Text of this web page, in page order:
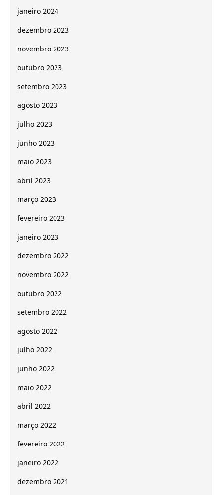
janeiro 2024
dezembro 2023
novembro 2023
outubro 2023
setembro 2023
agosto 2023
julho 2023
junho 2023
maio 2023
abril 2023
março 2023
fevereiro 2023
janeiro 2023
dezembro 2022
novembro 2022
outubro 2022
setembro 2022
agosto 2022
julho 2022
junho 2022
maio 2022
abril 2022
março 2022
fevereiro 2022
janeiro 2022
dezembro 2021